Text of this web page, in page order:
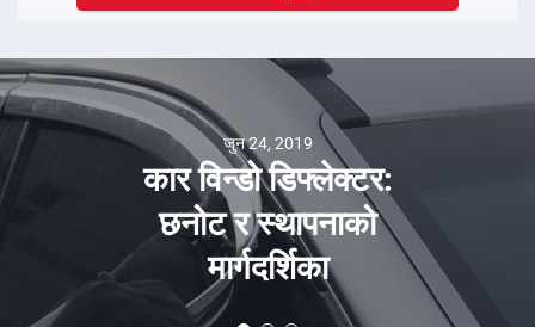
जुन 24, 2019
कार विन्डो डिफ्लेक्टर:
छनोट र स्थापनाको
मार्गदर्शिका